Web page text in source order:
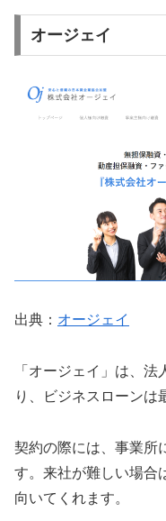
オージェイ
出典： オージェイ
「オージェイ」は、
り、ビジネスローンは
契約の際には、事業所
す。来社が難しい場合
向いてくれます。